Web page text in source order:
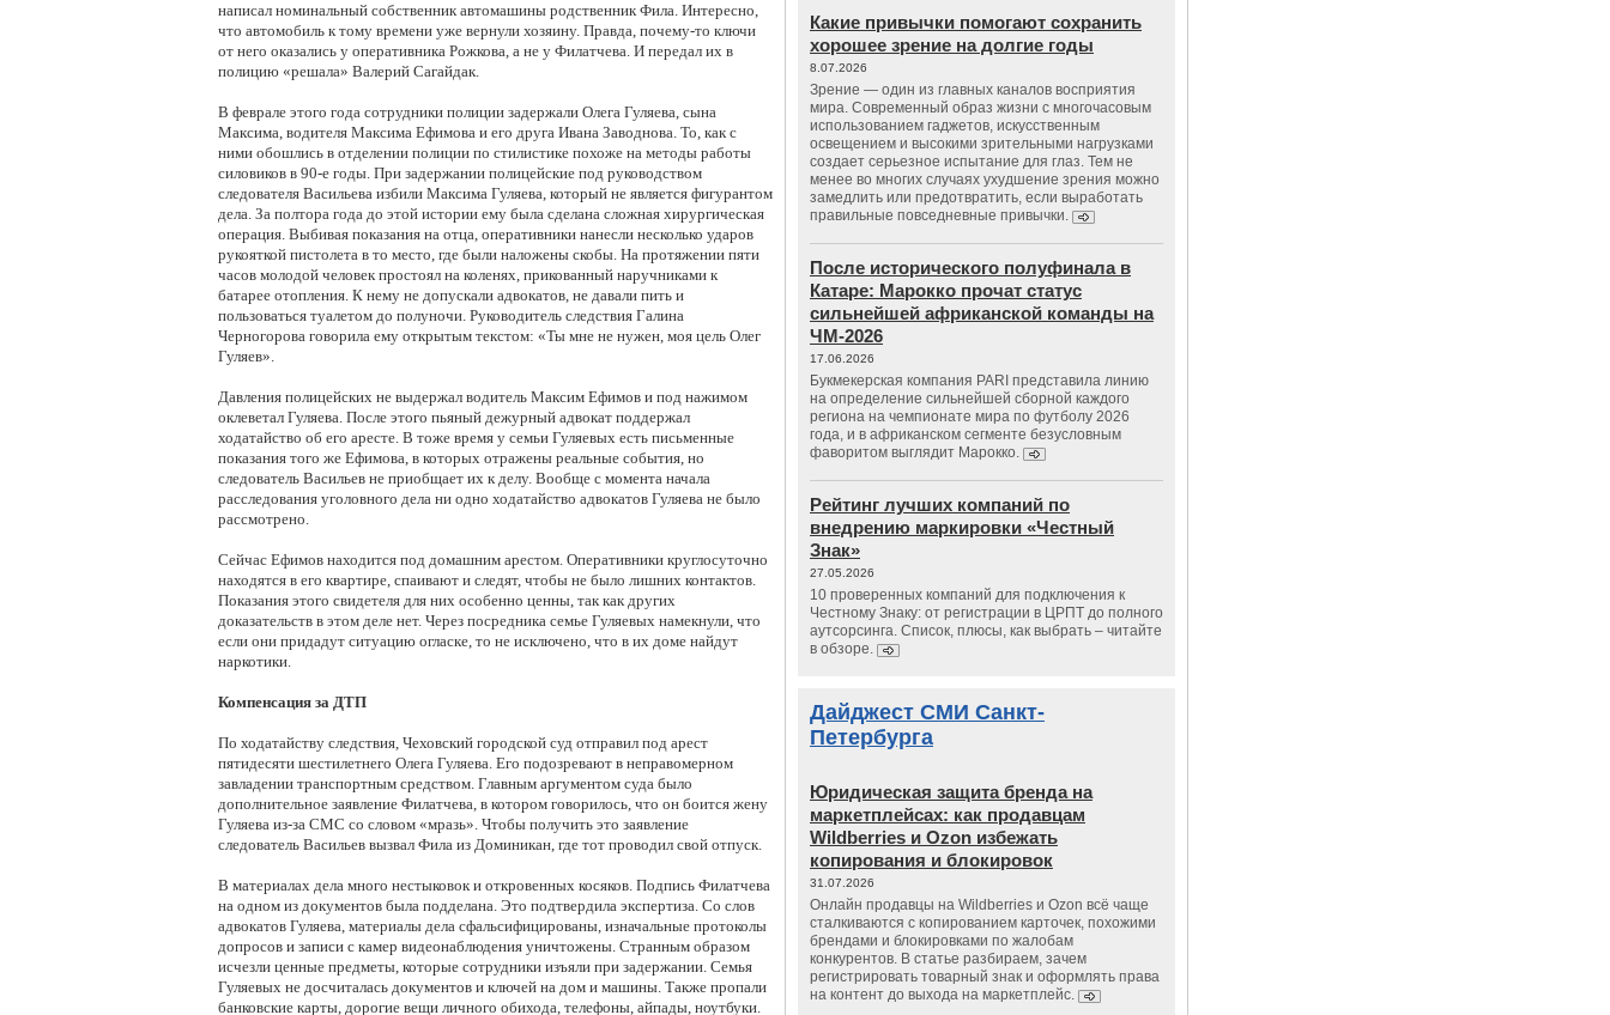
написал номинальный собственник автомашины родственник Фила. Интересно,
что автомобиль к тому времени уже вернули хозяину. Правда, почему-то ключи
от него оказались у оперативника Рожкова, а не у Филатчева. И передал их в
полицию «решала» Валерий Сагайдак.
В феврале этого года сотрудники полиции задержали Олега Гуляева, сына
Максима, водителя Максима Ефимова и его друга Ивана Заводнова. То, как с
ними обошлись в отделении полиции по стилистике похоже на методы работы
силовиков в 90-е годы. При задержании полицейские под руководством
следователя Васильева избили Максима Гуляева, который не является фигурантом
дела. За полтора года до этой истории ему была сделана сложная хирургическая
операция. Выбивая показания на отца, оперативники нанесли несколько ударов
рукояткой пистолета в то место, где были наложены скобы. На протяжении пяти
часов молодой человек простоял на коленях, прикованный наручниками к
батарее отопления. К нему не допускали адвокатов, не давали пить и
пользоваться туалетом до полуночи. Руководитель следствия Галина
Черногорова говорила ему открытым текстом: «Ты мне не нужен, моя цель Олег
Гуляев».
Давления полицейских не выдержал водитель Максим Ефимов и под нажимом
оклеветал Гуляева. После этого пьяный дежурный адвокат поддержал
ходатайство об его аресте. В тоже время у семьи Гуляевых есть письменные
показания того же Ефимова, в которых отражены реальные события, но
следователь Васильев не приобщает их к делу. Вообще с момента начала
расследования уголовного дела ни одно ходатайство адвокатов Гуляева не было
рассмотрено.
Сейчас Ефимов находится под домашним арестом. Оперативники круглосуточно
находятся в его квартире, спаивают и следят, чтобы не было лишних контактов.
Показания этого свидетеля для них особенно ценны, так как других
доказательств в этом деле нет. Через посредника семье Гуляевых намекнули, что
если они придадут ситуацию огласке, то не исключено, что в их доме найдут
наркотики.
Компенсация за ДТП
По ходатайству следствия, Чеховский городской суд отправил под арест
пятидесяти шестилетнего Олега Гуляева. Его подозревают в неправомерном
завладении транспортным средством. Главным аргументом суда было
дополнительное заявление Филатчева, в котором говорилось, что он боится жену
Гуляева из-за СМС со словом «мразь». Чтобы получить это заявление
следователь Васильев вызвал Фила из Доминикан, где тот проводил свой отпуск.
В материалах дела много нестыковок и откровенных косяков. Подпись Филатчева
на одном из документов была подделана. Это подтвердила экспертиза. Со слов
адвокатов Гуляева, материалы дела сфальсифицированы, изначальные протоколы
допросов и записи с камер видеонаблюдения уничтожены. Странным образом
исчезли ценные предметы, которые сотрудники изъяли при задержании. Семья
Гуляевых не досчиталась документов и ключей на дом и машины. Также пропали
банковские карты, дорогие вещи личного обихода, телефоны, айпады, ноутбуки.
Какие привычки помогают сохранить
хорошее зрение на долгие годы
8.07.2026
Зрение — один из главных каналов восприятия
мира. Современный образ жизни с многочасовым
использованием гаджетов, искусственным
освещением и высокими зрительными нагрузками
создает серьезное испытание для глаз. Тем не
менее во многих случаях ухудшение зрения можно
замедлить или предотвратить, если выработать
правильные повседневные привычки.
После исторического полуфинала в
Катаре: Марокко прочат статус
сильнейшей африканской команды на
ЧМ-2026
17.06.2026
Букмекерская компания PARI представила линию
на определение сильнейшей сборной каждого
региона на чемпионате мира по футболу 2026
года, и в африканском сегменте безусловным
фаворитом выглядит Марокко.
Рейтинг лучших компаний по
внедрению маркировки «Честный
Знак»
27.05.2026
10 проверенных компаний для подключения к
Честному Знаку: от регистрации в ЦРПТ до полного
аутсорсинга. Список, плюсы, как выбрать – читайте
в обзоре.
Дайджест СМИ Санкт-
Петербурга
Юридическая защита бренда на
маркетплейсах: как продавцам
Wildberries и Ozon избежать
копирования и блокировок
31.07.2026
Онлайн продавцы на Wildberries и Ozon всё чаще
сталкиваются с копированием карточек, похожими
брендами и блокировками по жалобам
конкурентов. В статье разбираем, зачем
регистрировать товарный знак и оформлять права
на контент до выхода на маркетплейс.